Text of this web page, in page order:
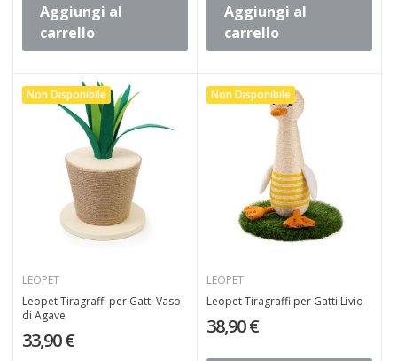
Aggiungi al
carrello
Aggiungi al
carrello
Non Disponibile
LEOPET
Leopet Tiragraffi per Gatti Vaso
di Agave
33,90 €
Non Disponibile
LEOPET
Leopet Tiragraffi per Gatti Livio
38,90 €